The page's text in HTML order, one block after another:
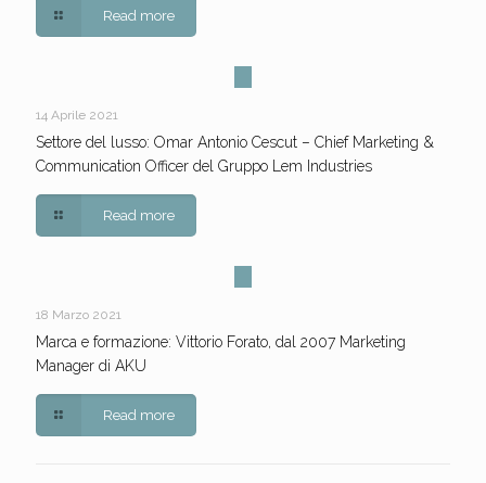
Read more
14 Aprile 2021
Settore del lusso: Omar Antonio Cescut – Chief Marketing &
Communication Officer del Gruppo Lem Industries
Read more
18 Marzo 2021
Marca e formazione: Vittorio Forato, dal 2007 Marketing
Manager di AKU
Read more